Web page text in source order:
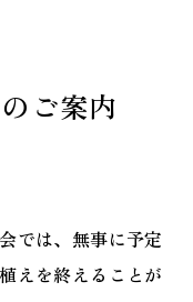
ご案内
では、無事に予定
えを終えることが